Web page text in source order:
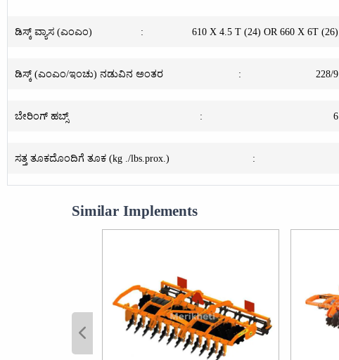
ಡಿಸ್ಕ್ ವ್ಯಾಸ (ಎಂಎಂ) : 610 X 4.5 T (24) OR 660 X 6T (26)
ಡಿಸ್ಕ್ (ಎಂಎಂ/ಇಂಚು) ನಡುವಿನ ಅಂತರ : 228/9
ಬೇರಿಂಗ್ ಹಬ್ಸ್ : 6
ಸತ್ತ ತೂಕದೊಂದಿಗೆ ತೂಕ (kg ./lbs.prox.) :
Similar Implements